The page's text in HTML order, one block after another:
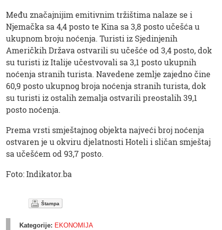
Među značajnijim emitivnim tržištima nalaze se i
Njemačka sa 4,4 posto te Kina sa 3,8 posto učešća u
ukupnom broju noćenja. Turisti iz Sjedinjenih
Američkih Država ostvarili su učešće od 3,4 posto, dok
su turisti iz Italije učestvovali sa 3,1 posto ukupnih
noćenja stranih turista. Navedene zemlje zajedno čine
60,9 posto ukupnog broja noćenja stranih turista, dok
su turisti iz ostalih zemalja ostvarili preostalih 39,1
posto noćenja.
Prema vrsti smještajnog objekta najveći broj noćenja
ostvaren je u okviru djelatnosti Hoteli i sličan smještaj
sa učešćem od 93,7 posto.
Foto: Indikator.ba
Štampa
Kategorije: EKONOMIJA